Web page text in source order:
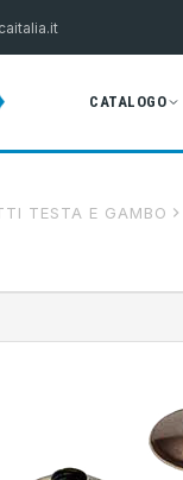
CATALOGO
TESTA E GAMBO